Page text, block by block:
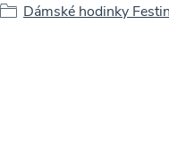
Dámské hodinky